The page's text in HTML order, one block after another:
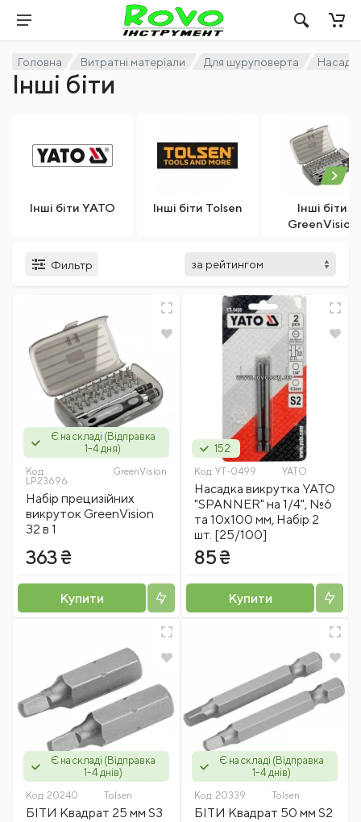
Головна Витратні матеріали Для шуруповерта
Інші біти
Інші біти YATO Інші біти Tolsen
Інші біти
GreenVision
Фильтр
Є на складі (Відправка
1-4 дня)
Код:
LP23696
GreenVision
Набір прецизійних
викруток GreenVision
32 в 1
363 ₴
Купити
152
Код: YT-0499 YATO
Насадка викрутка YATO
"SPANNER" на 1/4", №6
та 10х100 мм, Набір 2
шт. [25/100]
85 ₴
Купити
Є на складі (Відправка
1-4 днів)
Код: 20240 Tolsen
БІТИ Квадрат 25 мм S3
Є на складі (Відправка
1-4 днів)
Код: 20339 Tolsen
БІТИ Квадрат 50 мм S2